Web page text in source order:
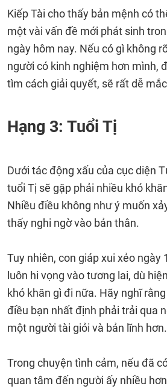
Kiếp Tài cho thấy bản mệnh có
một vài vấn đề mới phát sinh
ngày hôm nay. Nếu có gì không
người có kinh nghiệm hơn mình,
tìm cách giải quyết, sẽ rất dễ
Hạng 3: Tuổi Tị
Dưới tác động xấu của cục diện
tuổi Tị sẽ gặp phải nhiều khó
Nhiều điều không như ý muốn
thấy nghi ngờ vào bản thân.
Tuy nhiên, con giáp xui xẻo
luôn hi vọng vào tương lai, dù
khó khăn gì đi nữa. Hãy nghĩ
điều bạn nhất định phải trải qua
một người tài giỏi và bản lĩnh hơn.
Trong chuyện tình cảm, nếu đã
quan tâm đến người ấy nhiều